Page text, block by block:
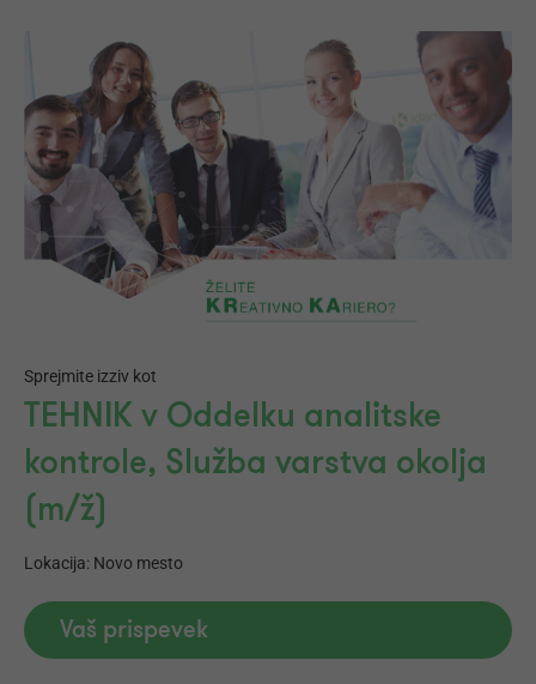
Sprejmite izziv kot
TEHNIK v Oddelku analitske
kontrole, Služba varstva okolja
(m/ž)
Lokacija: Novo mesto
Vaš prispevek